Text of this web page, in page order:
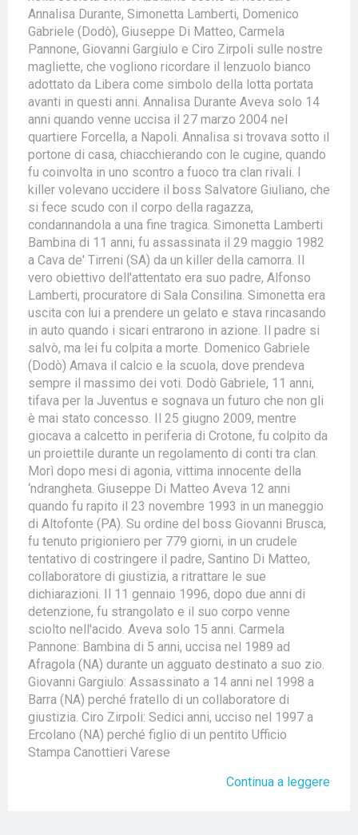
Annalisa Durante, Simonetta Lamberti, Domenico
Gabriele (Dodò), Giuseppe Di Matteo, Carmela
Pannone, Giovanni Gargiulo e Ciro Zirpoli sulle nostre
magliette, che vogliono ricordare il lenzuolo bianco
adottato da Libera come simbolo della lotta portata
avanti in questi anni. Annalisa Durante Aveva solo 14
anni quando venne uccisa il 27 marzo 2004 nel
quartiere Forcella, a Napoli. Annalisa si trovava sotto il
portone di casa, chiacchierando con le cugine, quando
fu coinvolta in uno scontro a fuoco tra clan rivali. I
killer volevano uccidere il boss Salvatore Giuliano, che
si fece scudo con il corpo della ragazza,
condannandola a una fine tragica. Simonetta Lamberti
Bambina di 11 anni, fu assassinata il 29 maggio 1982
a Cava de' Tirreni (SA) da un killer della camorra. Il
vero obiettivo dell'attentato era suo padre, Alfonso
Lamberti, procuratore di Sala Consilina. Simonetta era
uscita con lui a prendere un gelato e stava rincasando
in auto quando i sicari entrarono in azione. Il padre si
salvò, ma lei fu colpita a morte. Domenico Gabriele
(Dodò) Amava il calcio e la scuola, dove prendeva
sempre il massimo dei voti. Dodò Gabriele, 11 anni,
tifava per la Juventus e sognava un futuro che non gli
è mai stato concesso. Il 25 giugno 2009, mentre
giocava a calcetto in periferia di Crotone, fu colpito da
un proiettile durante un regolamento di conti tra clan.
Morì dopo mesi di agonia, vittima innocente della
‘ndrangheta. Giuseppe Di Matteo Aveva 12 anni
quando fu rapito il 23 novembre 1993 in un maneggio
di Altofonte (PA). Su ordine del boss Giovanni Brusca,
fu tenuto prigioniero per 779 giorni, in un crudele
tentativo di costringere il padre, Santino Di Matteo,
collaboratore di giustizia, a ritrattare le sue
dichiarazioni. Il 11 gennaio 1996, dopo due anni di
detenzione, fu strangolato e il suo corpo venne
sciolto nell'acido. Aveva solo 15 anni. Carmela
Pannone: Bambina di 5 anni, uccisa nel 1989 ad
Afragola (NA) durante un agguato destinato a suo zio.
Giovanni Gargiulo: Assassinato a 14 anni nel 1998 a
Barra (NA) perché fratello di un collaboratore di
giustizia. Ciro Zirpoli: Sedici anni, ucciso nel 1997 a
Ercolano (NA) perché figlio di un pentito Ufficio
Stampa Canottieri Varese
Continua a leggere